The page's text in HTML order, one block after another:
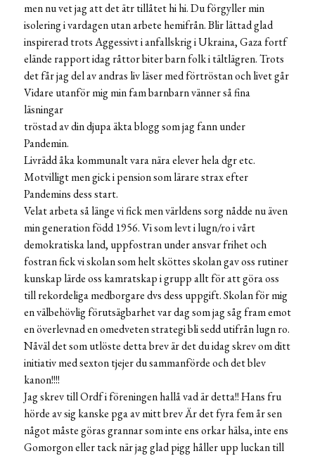
men nu vet jag att det ätr tillåtet hi hi. Du förgyller min
isolering i vardagen utan arbete hemifrån. Blir lättad glad
inspirerad trots Aggessivt i anfallskrig i Ukraina, Gaza fortf
elände rapport idag råttor biter barn folk i tältlägren. Trots
det får jag del av andras liv läser med förtröstan och livet går
Vidare utanför mig min fam barnbarn vänner så fina
läsningar
tröstad av din djupa äkta blogg som jag fann under
Pandemin.
Livrädd åka kommunalt vara nära elever hela dgr etc.
Motvilligt men gick i pension som lärare strax efter
Pandemins dess start.
Velat arbeta så länge vi fick men världens sorg nådde nu även
min generation född 1956. Vi som levt i lugn/ro i vårt
demokratiska land, uppfostran under ansvar frihet och
fostran fick vi skolan som helt sköttes skolan gav oss rutiner
kunskap lärde oss kamratskap i grupp allt för att göra oss
till rekordeliga medborgare dvs dess uppgift. Skolan för mig
en välbehövlig förutsägbarhet var dag som jag såg fram emot
en överlevnad en omedveten strategi bli sedd utifrån lugn ro.
Nåväl det som utlöste detta brev är det du idag skrev om ditt
initiativ med sexton tjejer du sammanförde och det blev
kanon!!!!
Jag skrev till Ordf i föreningen hallå vad är detta!! Hans fru
hörde av sig kanske pga av mitt brev Är det fyra fem år sen
något måste göras grannar som inte ens orkar hälsa, inte ens
Gomorgon eller tack när jag glad pigg håller upp luckan till